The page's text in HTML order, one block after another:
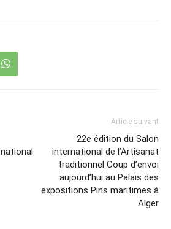
Article suivant
22e édition du Salon
international de l’Artisanat
traditionnel Coup d’envoi
aujourd’hui au Palais des
expositions Pins maritimes à
Alger